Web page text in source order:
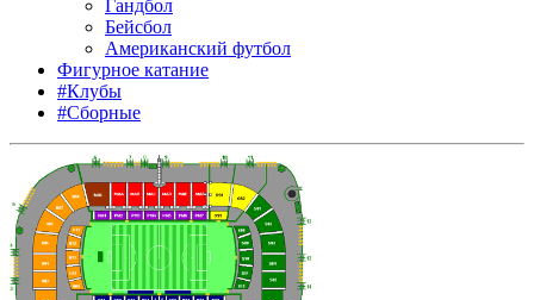
Гандбол
Бейсбол
Американский футбол
Фигурное катание
#Клубы
#Сборные